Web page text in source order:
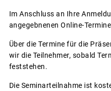
Im Anschluss an Ihre
angegebnenen Online-
Über die Termine für die
wir die Teilnehmer, sobald
feststehen.
Die Seminarteilnahme ist